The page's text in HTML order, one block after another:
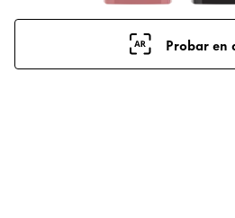
Probar en